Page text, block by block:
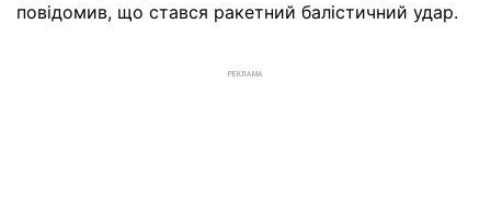
повідомив, що стався ракетний балістичний удар.
РЕКЛАМА